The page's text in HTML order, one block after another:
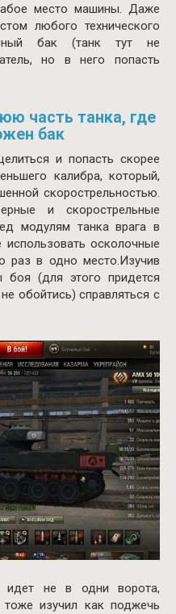
место машины. Даже
любого технического
бак (танк тут не
но в него попасть
часть танка, где
бак
и попасть скорее
калибра, который,
скорострельностью.
и скорострельные
модулям танка врага в
использовать осколочные
раз в одно место.Изучив
боя (для этого придется
обойтись) справляться с
идет не в одни ворота,
тоже изучил как поджечь